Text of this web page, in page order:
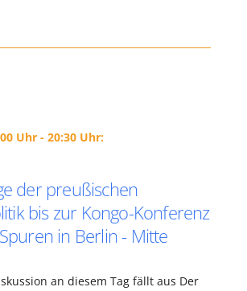
Uhr - 20:30 Uhr:
der preußischen
bis zur Kongo-Konferenz
in Berlin - Mitte
an diesem Tag fällt aus Der